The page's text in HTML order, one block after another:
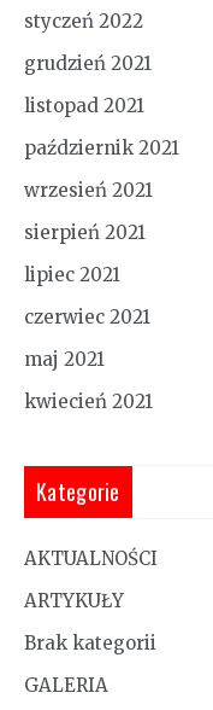
styczeń 2022
grudzień 2021
listopad 2021
październik 2021
wrzesień 2021
sierpień 2021
lipiec 2021
czerwiec 2021
maj 2021
kwiecień 2021
Kategorie
AKTUALNOŚCI
ARTYKUŁY
Brak kategorii
GALERIA